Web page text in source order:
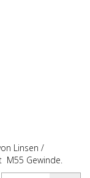
Linsen /
M55 Gewinde.